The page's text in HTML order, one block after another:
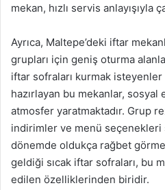
mekan, hızlı servis anlayışıyla
Ayrıca, Maltepe’deki iftar
grupları için geniş oturma
iftar sofraları kurmak
hazırlayan bu mekanlar, sosyal
atmosfer yaratmaktadır. Grup
indirimler ve menü seçenekleri
dönemde oldukça rağbet
geldiği sıcak iftar sofraları, bu
edilen özelliklerinden biridir.